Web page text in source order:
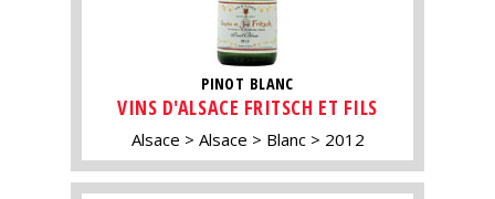
PINOT BLANC
VINS D'ALSACE FRITSCH ET FILS
Alsace Alsace Blanc 2012